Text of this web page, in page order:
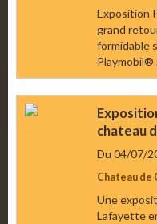
Exposition
grand
formidable
Playmobil®
chateau
Du 04/07/
Chateau de
Une
Lafayette